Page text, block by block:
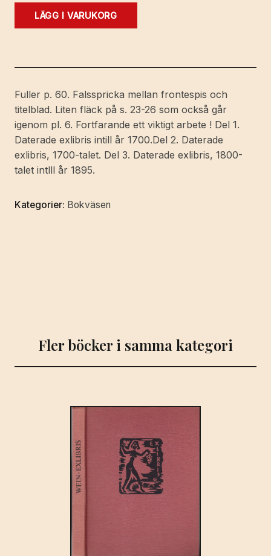
Dated
Libris)
a
Treatise
on
their
Origin
and
With
LÄGG I VARUKORG
Fuller p. 60. Falsspricka mellan frontespis och
titelblad. Liten fläck på s. 23-26 som också går
igenom pl. 6. Fortfarande ett viktigt arbete ! Del 1.
Daterade exlibris intill år 1700.Del 2. Daterade
exlibris, 1700-talet. Del 3. Daterade exlibris, 1800-
talet intlll år 1895.
Kategorier: Bokväsen
Fler böcker i samma kategori